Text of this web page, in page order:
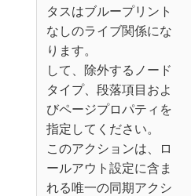
タスはブループリント
なしのライブ関係にな
ります。
して、除外するノード
タイプ、段落項目およ
びページプロパティを
指定してください。
このアクションは、ロ
ールアウト設定に含ま
れる唯一の同期アクシ